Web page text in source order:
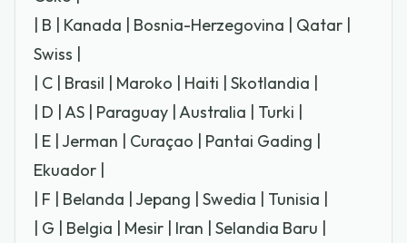
| B | Kanada | Bosnia-Herzegovina | Qatar |
Swiss |
| C | Brasil | Maroko | Haiti | Skotlandia |
| D | AS | Paraguay | Australia | Turki |
| E | Jerman | Curaçao | Pantai Gading |
Ekuador |
| F | Belanda | Jepang | Swedia | Tunisia |
| G | Belgia | Mesir | Iran | Selandia Baru |